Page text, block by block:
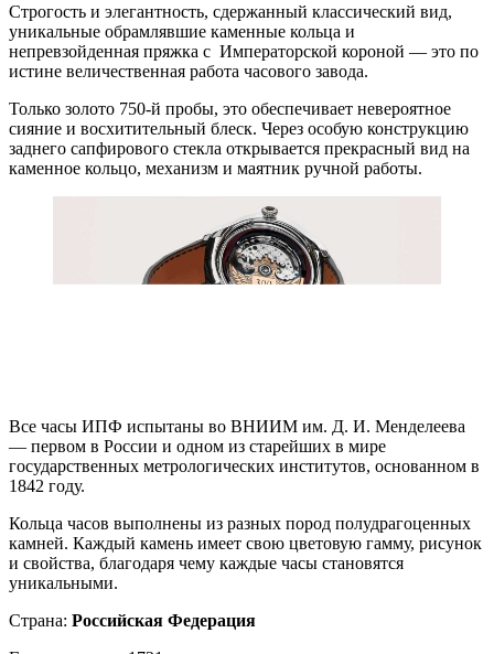
Строгость и элегантность, сдержанный классический вид,
уникальные обрамлявшие каменные кольца и
непревзойденная пряжка с Императорской короной — это по
истине величественная работа часового завода.
Только золото 750-й пробы, это обеспечивает невероятное
сияние и восхитительный блеск. Через особую конструкцию
заднего сапфирового стекла открывается прекрасный вид на
каменное кольцо, механизм и маятник ручной работы.
Все часы ИПФ испытаны во ВНИИМ им. Д. И. Менделеева
— первом в России и одном из старейших в мире
государственных метрологических институтов, основанном в
1842 году.
Кольца часов выполнены из разных пород полудрагоценных
камней. Каждый камень имеет свою цветовую гамму, рисунок
и свойства, благодаря чему каждые часы становятся
уникальными.
Страна: Российская Федерация